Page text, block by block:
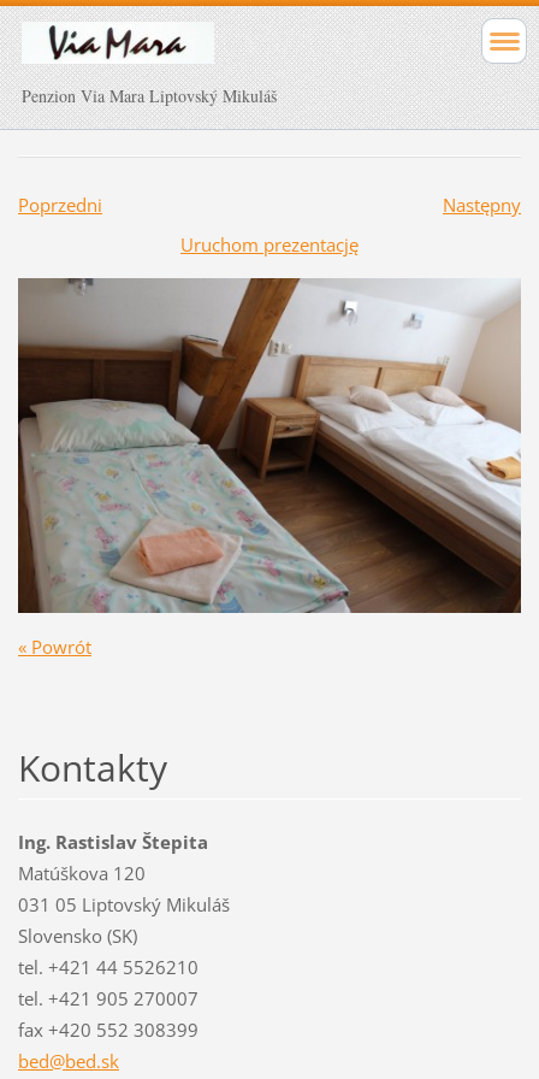
Penzion Via Mara Liptovský Mikuláš
Poprzedni
Następny
Uruchom prezentację
« Powrót
Kontakty
Ing. Rastislav Štepita
Matúškova 120
031 05 Liptovský Mikuláš
Slovensko (SK)
tel. +421 44 5526210
tel. +421 905 270007
fax +420 552 308399
bed@bed.sk